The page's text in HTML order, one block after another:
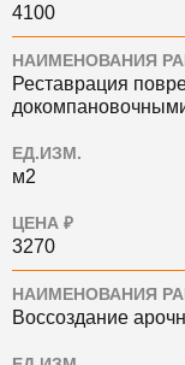
4100
НАИМЕНОВАНИЯ
Реставрация
ЕД.ИЗМ.
м2
ЦЕНА ₽
3270
НАИМЕНОВАНИЯ
Воссоздание